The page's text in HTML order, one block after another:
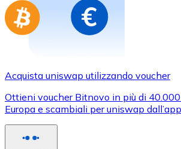
Acquista uniswap utilizzando voucher
Ottieni voucher Bitnovo in più di
Europa e scambiali per uniswap dall’app.